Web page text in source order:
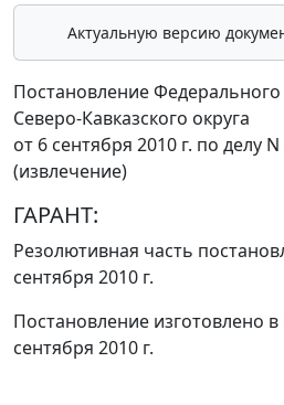
Актуальную версию
Постановление
Северо-Кавказского округа
от 6 сентября 2010 г. по делу
(извлечение)
ГАРАНТ:
Резолютивная часть
сентября 2010 г.
Постановление изготовлено
сентября 2010 г.